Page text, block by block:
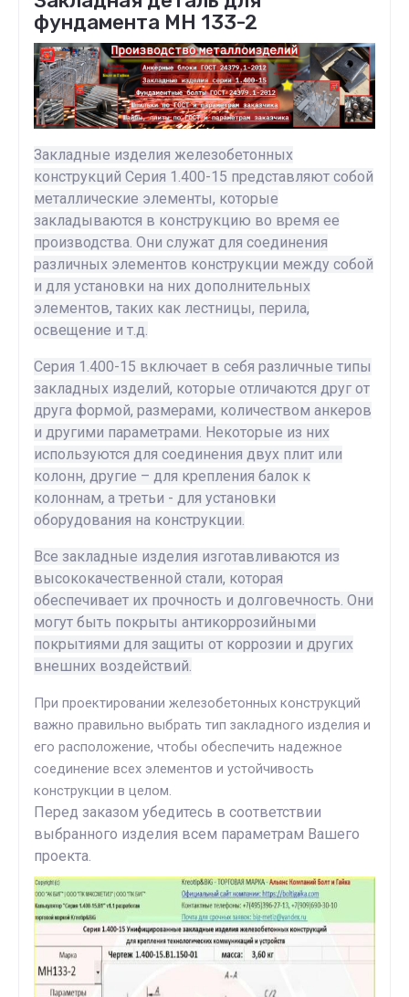
фундамента МН 133-2
Закладные изделия железобетонных
конструкций Серия 1.400-15 представляют собой
металлические элементы, которые
закладываются в конструкцию во время ее
производства. Они служат для соединения
различных элементов конструкции между собой
и для установки на них дополнительных
элементов, таких как лестницы, перила,
освещение и т.д.
Серия 1.400-15 включает в себя различные типы
закладных изделий, которые отличаются друг от
друга формой, размерами, количеством анкеров
и другими параметрами. Некоторые из них
используются для соединения двух плит или
колонн, другие – для крепления балок к
колоннам, а третьи - для установки
оборудования на конструкции.
Все закладные изделия изготавливаются из
высококачественной стали, которая
обеспечивает их прочность и долговечность. Они
могут быть покрыты антикоррозийными
покрытиями для защиты от коррозии и других
внешних воздействий.
При проектировании железобетонных конструкций
важно правильно выбрать тип закладного изделия и
его расположение, чтобы обеспечить надежное
соединение всех элементов и устойчивость
конструкции в целом.
Перед заказом убедитесь в соответствии
выбранного изделия всем параметрам Вашего
проекта.